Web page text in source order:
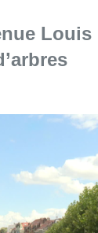
Louis